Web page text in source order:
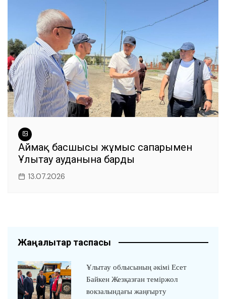
Аймақ басшысы жұмыс сапарымен
Ұлытау ауданына барды
13.07.2026
Жаңалықтар таспасы
Ұлытау облысының әкімі Есет
Байкен Жезқазған теміржол
вокзалындағы жаңғырту